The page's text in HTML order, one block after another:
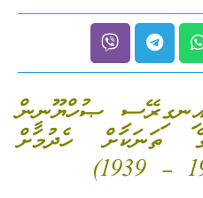
ޞުހްޔޫނީން
ތަނަކަށް ހެދުމަށް